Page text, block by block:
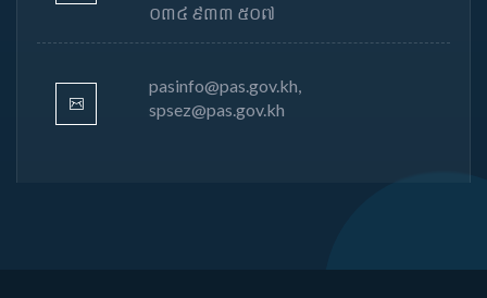
០៣៤ ៩៣៣ ៥០៧
pasinfo@pas.gov.kh,
spsez@pas.gov.kh